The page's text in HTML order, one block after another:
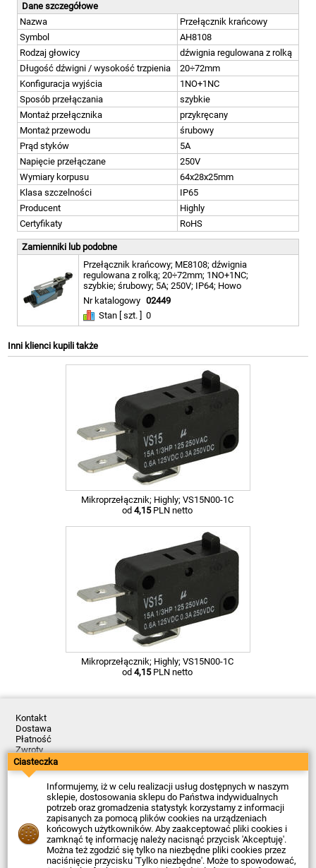
Dane szczegółowe
Nazwa
Przełącznik krańcowy
Symbol
AH8108
Rodzaj głowicy
dźwignia regulowana z rolką
Długość dźwigni / wysokość trzpienia
20÷72mm
Konfiguracja wyjścia
1NO+1NC
Sposób przełączania
szybkie
Montaż przełącznika
przykręcany
Montaż przewodu
śrubowy
Prąd styków
5A
Napięcie przełączane
250V
Wymiary korpusu
64x28x25mm
Klasa szczelności
IP65
Producent
Highly
Certyfikaty
RoHS
Zamienniki lub podobne
Przełącznik krańcowy; ME8108; dźwignia
regulowana z rolką; 20÷72mm; 1NO+1NC;
szybkie; śrubowy; 5A; 250V; IP64; Howo
Nr katalogowy 02449
Stan [ szt. ]
0
Inni klienci kupili także
Mikroprzełącznik; Highly; VS15N00-1C
od 4,15PLN netto
Mikroprzełącznik; Highly; VS15N00-1C
od 4,15PLN netto
Kontakt
Dostawa
Płatność
Zwroty
Reklamacje
Regulamin
Polityka Prywatności
O Firmie
Data ostatniej aktualizacji: 2026-08-07
© Firma Piekarz Sp. z o.o. 2000-2026
Sklep elektroniczny Firma Piekarz Sp. z o.o.
ul. Wólczyńska 206
Ciasteczka
Informujemy, iż w celu realizacji usług dostępnych w naszym
sklepie, dostosowania sklepu do Państwa indywidualnych
potrzeb oraz gromadzenia statystyk korzystamy z informacji
zapisanych za pomocą plików cookies na urządzeniach
końcowych użytkowników. Aby zaakceptować pliki cookies i
zamknąć tę informację należy nacisnąć przycisk 'Akceptuję'.
Można też zgodzić się tylko na niezbędne pliki cookies przez
naciśnięcie przycisku 'Tylko niezbędne'. Może to spowodować,